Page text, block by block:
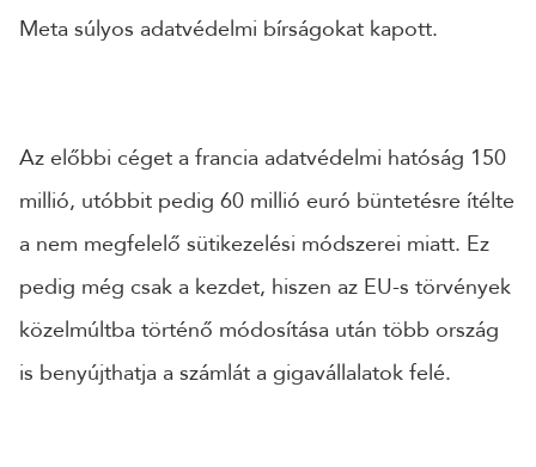
Meta súlyos adatvédelmi bírságokat kapott.
Az előbbi céget a francia adatvédelmi hatóság 150
millió, utóbbit pedig 60 millió euró büntetésre ítélte
a nem megfelelő sütikezelési módszerei miatt. Ez
pedig még csak a kezdet, hiszen az EU-s törvények
közelmúltba történő módosítása után több ország
is benyújthatja a számlát a gigavállalatok felé.